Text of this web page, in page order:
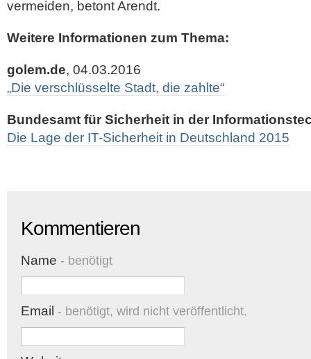
vermeiden, betont Arendt.
Weitere Informationen zum Thema:
golem.de, 04.03.2016
„Die verschlüsselte Stadt, die zahlte“
Bundesamt für Sicherheit in der
Die Lage der IT-Sicherheit in Deutschland 2015
Kommentieren
Name - benötigt
Email - benötigt, wird nicht veröffentlicht.